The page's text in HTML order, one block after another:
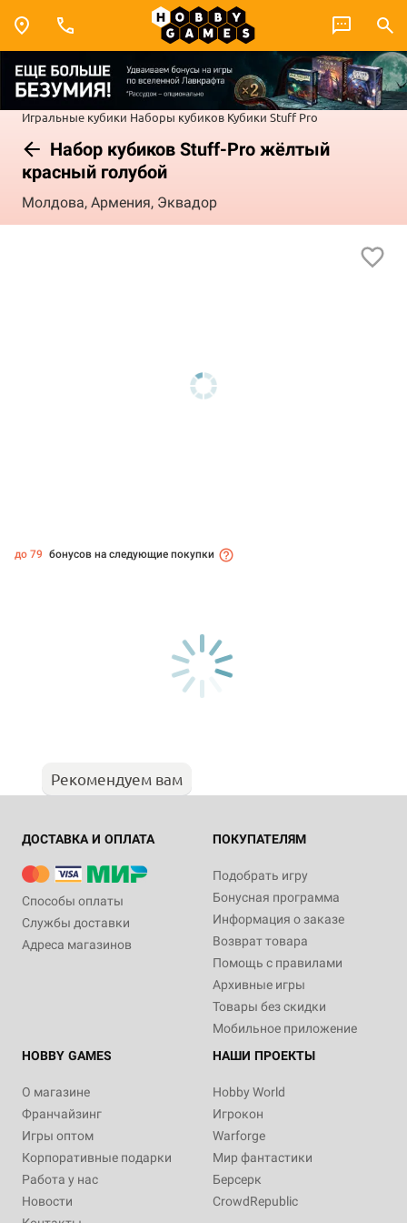
Игральные кубики Наборы кубиков Кубики Stuff Pro
Набор кубиков Stuff-Pro жёлтый
красный голубой
Молдова, Армения, Эквадор
до 79 бонусов на следующие покупки
Рекомендуем вам
ДОСТАВКА И ОПЛАТА
Способы оплаты
Службы доставки
Адреса магазинов
ПОКУПАТЕЛЯМ
Подобрать игру
Бонусная программа
Информация о заказе
Возврат товара
Помощь с правилами
Архивные игры
Товары без скидки
Мобильное приложение
HOBBY GAMES
О магазине
Франчайзинг
Игры оптом
Корпоративные подарки
Работа у нас
Новости
НАШИ ПРОЕКТЫ
Hobby World
Игрокон
Warforge
Мир фантастики
Берсерк
CrowdRepublic